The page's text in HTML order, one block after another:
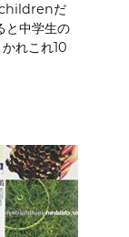
だ
と中学生の
れこれ10